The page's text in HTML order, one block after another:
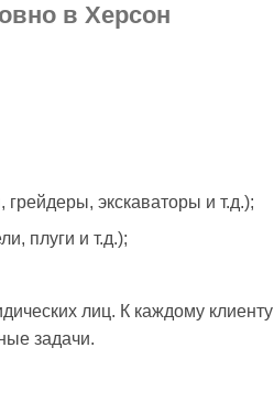
в Херсон
экскаваторы и т.д.);
плуги и т.д.);
лиц. К каждому клиенту
задачи.